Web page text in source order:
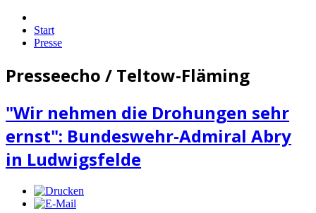
Start
Presse
Presseecho / Teltow-Fläming
"Wir nehmen die Drohungen sehr
ernst": Bundeswehr-Admiral Abry
in Ludwigsfelde